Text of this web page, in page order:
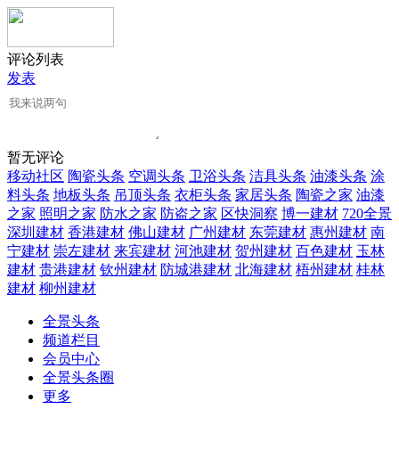
评论列表
发表
暂无评论
移动社区 陶瓷头条 空调头条 卫浴头条 洁具头条 油漆头条 涂
料头条 地板头条 吊顶头条 衣柜头条 家居头条 陶瓷之家 油漆
之家 照明之家 防水之家 防盗之家 区快洞察 博一建材 720全景
深圳建材 香港建材 佛山建材 广州建材 东莞建材 惠州建材 南
宁建材 崇左建材 来宾建材 河池建材 贺州建材 百色建材 玉林
建材 贵港建材 钦州建材 防城港建材 北海建材 梧州建材 桂林
建材 柳州建材
全景头条
频道栏目
会员中心
全景头条圈
更多